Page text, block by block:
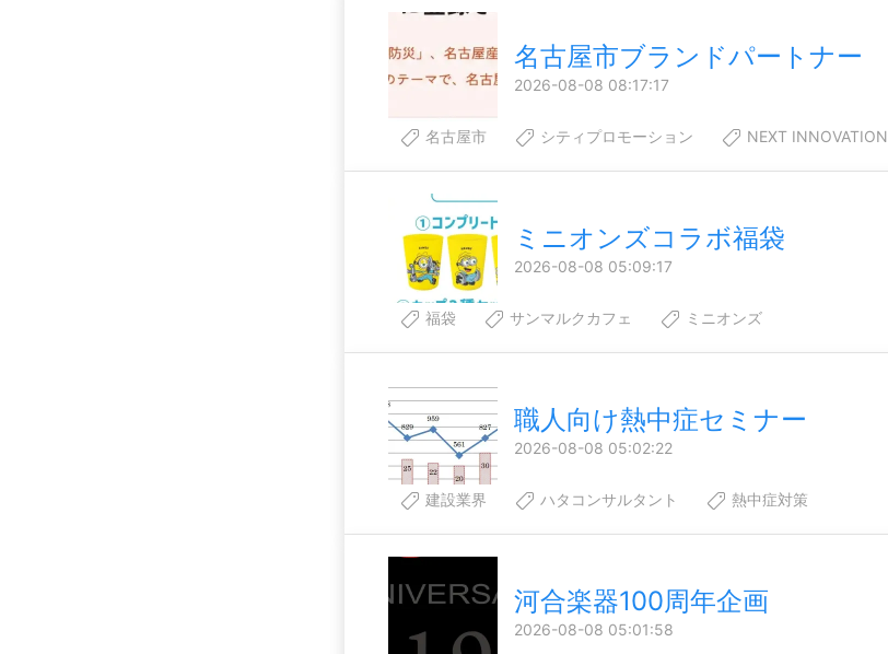
名古屋市ブランドパートナー
2026-08-08 08:17:17
名古屋市 シティプロモーション NEXT INNOVATION
ミニオンズコラボ福袋
2026-08-08 05:09:17
福袋 サンマルクカフェ ミニオンズ
職人向け熱中症セミナー
2026-08-08 05:02:22
建設業界 ハタコンサルタント 熱中症対策
河合楽器100周年企画
2026-08-08 05:01:58